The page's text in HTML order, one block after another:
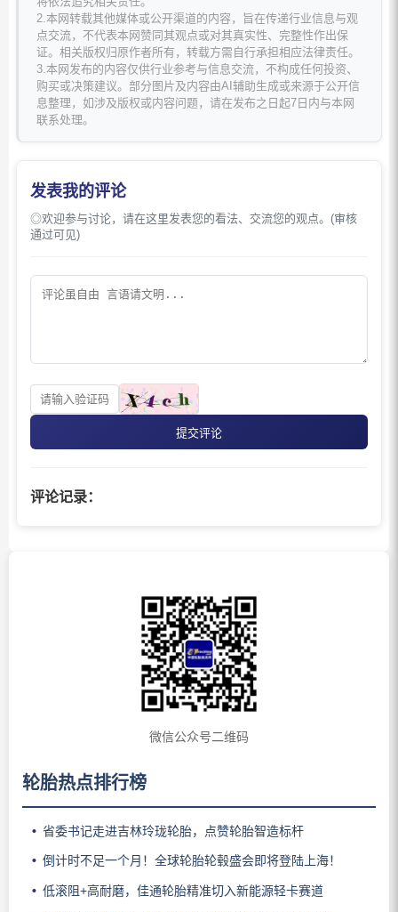
2.本网转载其他媒体或公开渠道的内容，旨在传递行业信息与观
点交流，不代表本网赞同其观点或对其真实性、完整性作出保
证。相关版权归原作者所有，转载方需自行承担相应法律责任。
3.本网发布的内容仅供行业参考与信息交流，不构成任何投资、
购买或决策建议。部分图片及内容由AI辅助生成或来源于公开信
息整理，如涉及版权或内容问题，请在发布之日起7日内与本网
联系处理。
发表我的评论
◎欢迎参与讨论，请在这里发表您的看法、交流您的观点。(审核
通过可见)
提交评论
评论记录：
微信公众号二维码
轮胎热点排行榜
省委书记走进吉林玲珑轮胎，点赞轮胎智造标杆
倒计时不足一个月！全球轮胎轮毂盛会即将登陆上海！
低滚阻+高耐磨，佳通轮胎精准切入新能源轻卡赛道